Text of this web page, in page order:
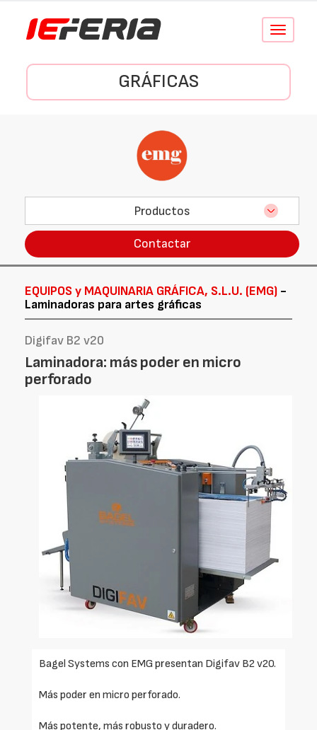
Conmutar
GRÁFICAS
Productos
Contactar
EQUIPOS y MAQUINARIA GRÁFICA, S.L.U. (EMG) -
Laminadoras para artes gráficas
Digifav B2 v20
Laminadora: más poder en micro
perforado
Bagel Systems con EMG presentan Digifav B2 v20.
Más poder en micro perforado.
Más potente, más robusto y duradero.